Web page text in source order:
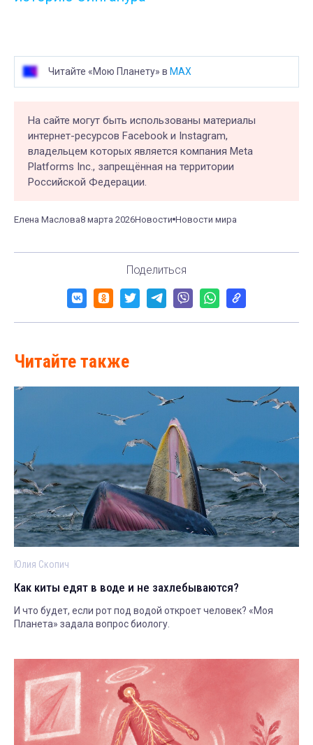
Читайте «Мою Планету» в MAX
На сайте могут быть использованы материалы
интернет-ресурсов Facebook и Instagram,
владельцем которых является компания Meta
Platforms Inc., запрещённая на территории
Российской Федерации.
Елена Маслова8 марта 2026Новости Новости мира
Поделиться
Читайте также
Юлия Скопич
Как киты едят в воде и не захлебываются?
И что будет, если рот под водой откроет человек? «Моя
Планета» задала вопрос биологу.